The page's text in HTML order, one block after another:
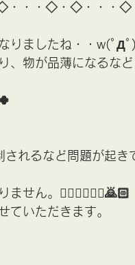
・・◇・◇・・・◇
りましたね・・w(ﾟДﾟ
、物が品薄になるな
れるなど問題が起き
せん。🙇🏻‍♀️🙇🏻‍♂️🙇🏻
ていただきます。